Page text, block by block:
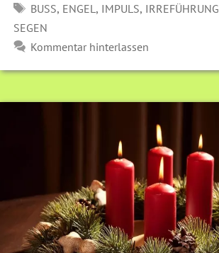
SCHLAGWÖRTER
BUSS , ENGEL , IMPULS, IRREFÜHRUNG
SEGEN
Kommentar hinterlassen